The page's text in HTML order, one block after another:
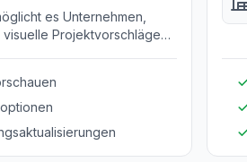
es Unternehmen,
Projektvorschläge